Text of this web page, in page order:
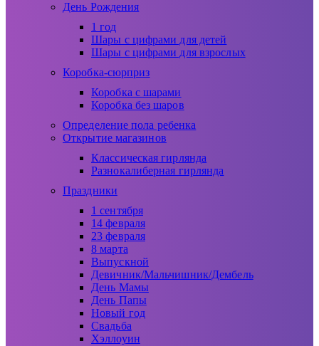
День Рождения
1 год
Шары с цифрами для детей
Шары с цифрами для взрослых
Коробка-сюрприз
Коробка с шарами
Коробка без шаров
Определение пола ребенка
Открытие магазинов
Классическая гирлянда
Разнокалиберная гирлянда
Праздники
1 сентября
14 февраля
23 февраля
8 марта
Выпускной
Девичник/Мальчишник/Дембель
День Мамы
День Папы
Новый год
Свадьба
Хэллоуин